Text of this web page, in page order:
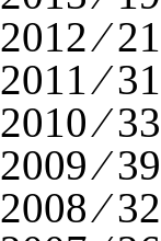
2012 ⁄ 21
2011 ⁄ 31
2010 ⁄ 33
2009 ⁄ 39
2008 ⁄ 32